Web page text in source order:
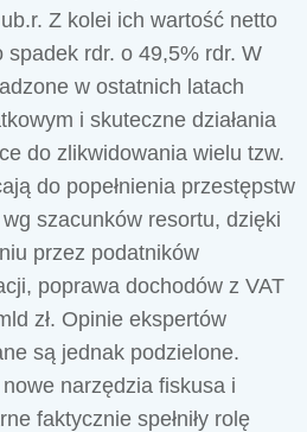
Z kolei ich wartość netto
spadek rdr. o 49,5% rdr. W
w ostatnich latach
i skuteczne działania
do zlikwidowania wielu tzw.
do popełnienia przestępstw
szacunków resortu, dzięki
przez podatników
poprawa dochodów z VAT
zł. Opinie ekspertów
są jednak podzielone.
narzędzia fiskusa i
faktycznie spełniły rolę